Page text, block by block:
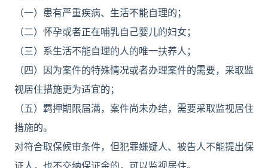
（一）患有严重疾病、生活不能自理的；
（二）怀孕或者正在哺乳自己婴儿的妇女；
（三）系生活不能自理的人的唯一扶养人；
（四）因为案件的特殊情况或者办理案件的需要，采取监
视居住措施更为适宜的；
（五）羁押期限届满，案件尚未办结，需要采取监视居住
措施的。
对符合取保候审条件，但犯罪嫌疑人、被告人不能提出保
证人，也不交纳保证金的，可以监视居住。